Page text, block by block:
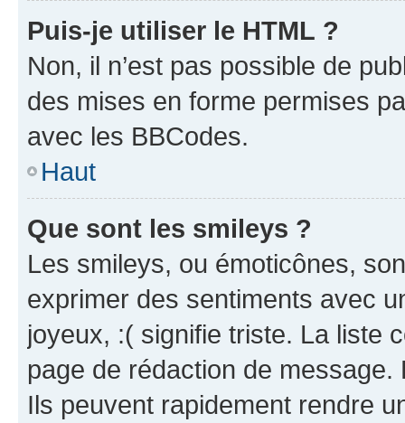
Puis-je utiliser le HTML ?
Non, il n’est pas possible de
des mises en forme permises
avec les BBCodes.
Haut
Que sont les smileys ?
Les smileys, ou émoticônes,
exprimer des sentiments avec
joyeux, :( signifie triste. La liste
page de rédaction de
Ils peuvent rapidement rendre